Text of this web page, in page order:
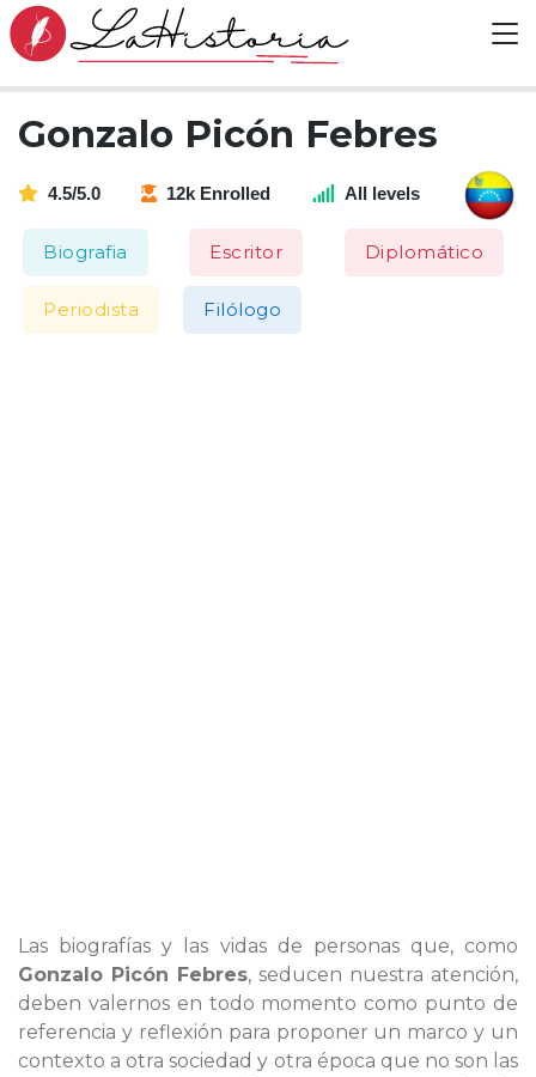
Gonzalo Picón Febres
4.5/5.0 12k Enrolled All levels
Biografia Escritor Diplomático
Periodista Filólogo
Las biografías y las vidas de personas que, como
Gonzalo Picón Febres, seducen nuestra atención,
deben valernos en todo momento como punto de
referencia y reflexión para proponer un marco y un
contexto a otra sociedad y otra época que no son las